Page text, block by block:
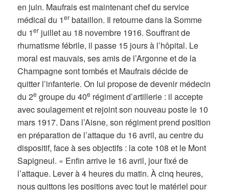
en juin. Maufrais est maintenant chef du service
médical du 1er bataillon. Il retourne dans la Somme
du 1er juillet au 18 novembre 1916. Souffrant de
rhumatisme fébrile, il passe 15 jours à l’hôpital. Le
moral est mauvais, ses amis de l’Argonne et de la
Champagne sont tombés et Maufrais décide de
quitter l’infanterie. On lui propose de devenir médecin
du 2e groupe du 40e régiment d’artillerie : il accepte
avec soulagement et rejoint son nouveau poste le 10
mars 1917. Dans l’Aisne, son régiment prend position
en préparation de l’attaque du 16 avril, au centre du
dispositif, face à ses objectifs : la cote 108 et le Mont
Sapigneul. « Enfin arrive le 16 avril, jour fixé de
l’attaque. Lever à 4 heures du matin. À cinq heures,
nous quittons les positions avec tout le matériel pour